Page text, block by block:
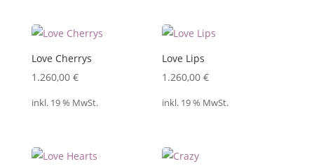
Love Cherrys
1.260,00 €
inkl. 19 % MwSt.
Love Lips
1.260,00€
inkl. 19 % MwSt.